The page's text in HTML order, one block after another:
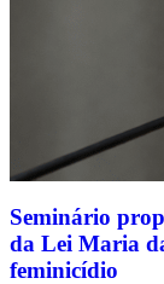
Seminário
da Lei Maria
feminicídio